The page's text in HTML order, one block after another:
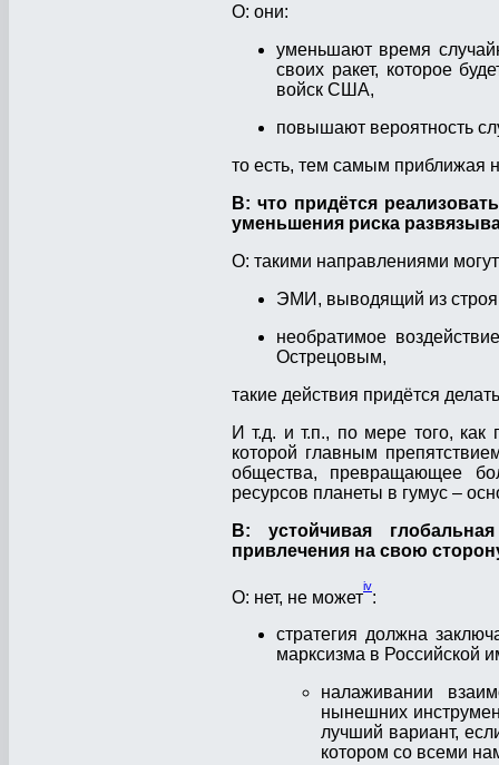
О: они:
уменьшают время
своих ракет, которое
войск США,
повышают вероятность
то есть, тем самым приближая
В: что придётся
уменьшения риска
О: такими направлениями
ЭМИ, выводящий из строя
необратимое
Острецовым,
такие действия придётся
И т.д. и т.п., по мере того,
которой главным
общества, превращающее
ресурсов планеты в гумус –
В: устойчивая
привлечения на свою
О: нет, не может
iv
:
стратегия должна
марксизма в Российской
налаживании
нынешних
лучший вариант,
котором со всеми